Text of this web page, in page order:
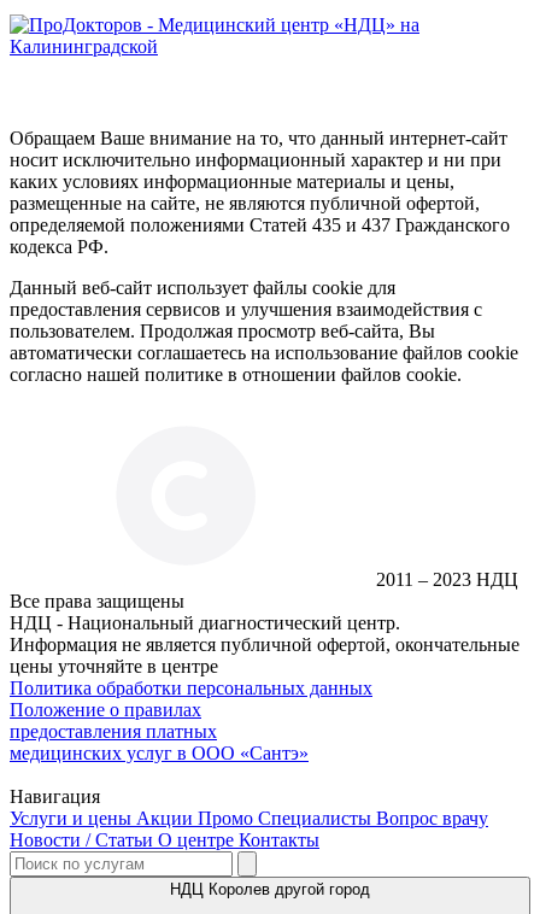
Обращаем Ваше внимание на то, что данный интернет-сайт
носит исключительно информационный характер и ни при
каких условиях информационные материалы и цены,
размещенные на сайте, не являются публичной офертой,
определяемой положениями Статей 435 и 437 Гражданского
кодекса РФ.
Данный веб-сайт использует файлы cookie для
предоставления сервисов и улучшения взаимодействия с
пользователем. Продолжая просмотр веб-сайта, Вы
автоматически соглашаетесь на использование файлов cookie
согласно нашей политике в отношении файлов cookie.
2011 – 2023 НДЦ
Все права защищены
НДЦ - Национальный диагностический центр.
Информация не является публичной офертой, окончательные
цены уточняйте в центре
Политика обработки персональных данных
Положение о правилах
предоставления платных
медицинских услуг в ООО «Сантэ»
Навигация
Услуги и цены Акции Промо Специалисты Вопрос врачу
Новости / Статьи О центре Контакты
НДЦ Королев другой город